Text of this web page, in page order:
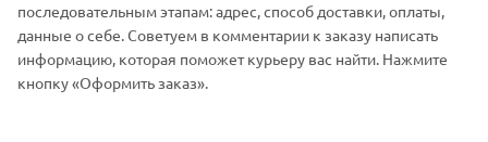
последовательным этапам: адрес, способ доставки, оплаты,
данные о себе. Советуем в комментарии к заказу написать
информацию, которая поможет курьеру вас найти. Нажмите
кнопку «Оформить заказ».